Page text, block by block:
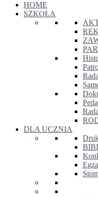
HOME
SZKOŁA
DLA UCZNIA